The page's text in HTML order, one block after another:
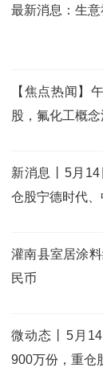
最新消息：生
【焦点热闻】
股，氟化工概
新消息丨5月
仓股宁德时代
灌南县室居涂
民币
微动态丨5月
900万份，重仓